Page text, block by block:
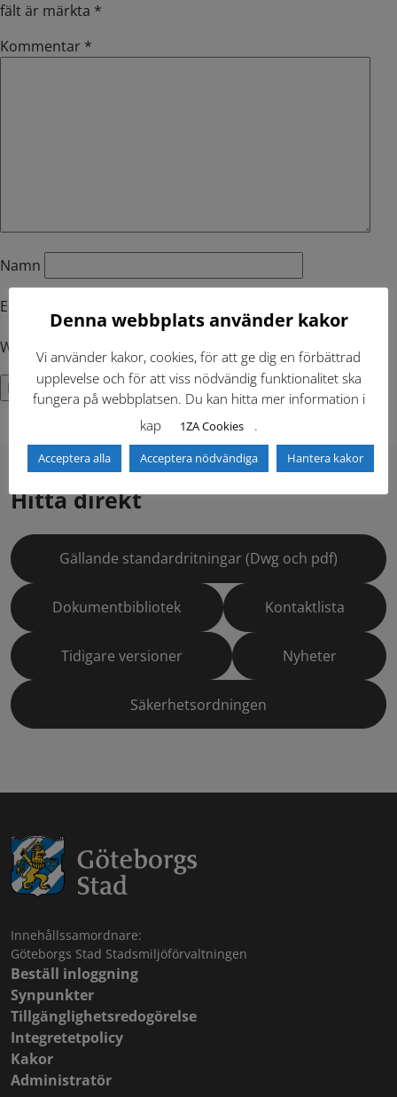
fält är märkta *
Kommentar *
Namn
E-postadress
Webbplats
Hitta direkt
Gällande standardritningar (Dwg och pdf)
Dokumentbibliotek Kontaktlista
Tidigare versioner Nyheter
Säkerhetsordningen
Innehållssamordnare:
Göteborgs Stad Stadsmiljöförvaltningen
Beställ inloggning
Synpunkter
Tillgänglighetsredogörelse
Integretetpolicy
Kakor
Administratör
Denna webbplats använder kakor
Vi använder kakor, cookies, för att ge dig en förbättrad
upplevelse och för att viss nödvändig funktionalitet ska
fungera på webbplatsen. Du kan hitta mer information i
kap
1ZA Cookies .
Acceptera alla Acceptera nödvändiga Hantera kakor